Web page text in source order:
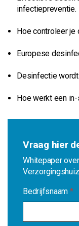
infectiepreventie.
Hoe controleer je
Europese
Desinfectie
Hoe werkt een
Vraag hier
Whitepaper
Bedrijfsnaam *